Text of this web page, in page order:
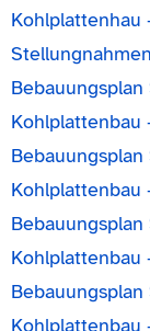
Kohlplattenhau
Stellungnahmen
Kohlplattenbau
Kohlplattenbau
Kohlplattenbau
Kohlplattenbau